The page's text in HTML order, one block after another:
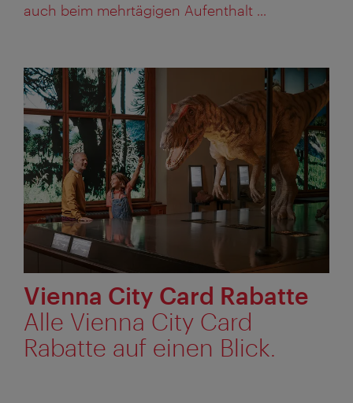
auch beim mehrtägigen Aufenthalt ...
Vienna City Card Rabatte
Alle Vienna City Card
Rabatte auf einen Blick.